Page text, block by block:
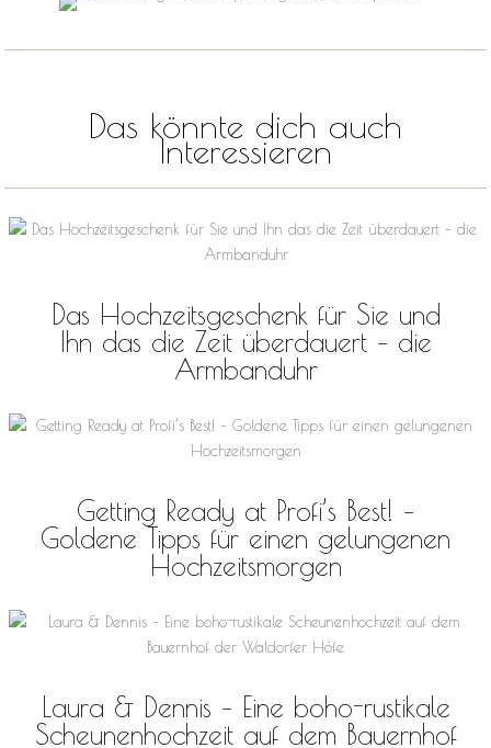
Das könnte dich auch
Interessieren
Das Hochzeitsgeschenk für Sie und
Ihn das die Zeit überdauert – die
Armbanduhr
Getting Ready at Profi’s Best! –
Goldene Tipps für einen gelungenen
Hochzeitsmorgen
Laura & Dennis – Eine boho-rustikale
Scheunenhochzeit auf dem Bauernhof